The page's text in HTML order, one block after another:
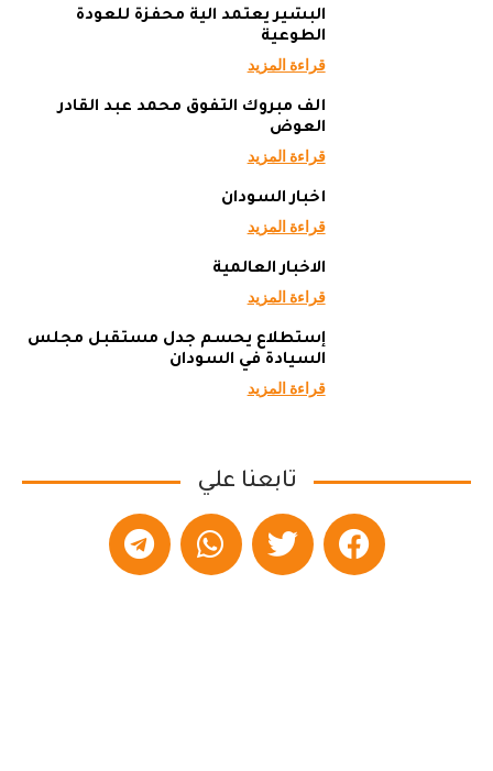
البشير يعتمد آلية محفزة للعودة
الطوعية
قراءة المزيد
ألف مبروك التفوق محمد عبد القادر
العوض
قراءة المزيد
أخبار السودان
قراءة المزيد
الاخبار العالمية
قراءة المزيد
إستطلاع يحسم جدل مستقبل مجلس
السيادة في السودان
قراءة المزيد
تابعنا علي